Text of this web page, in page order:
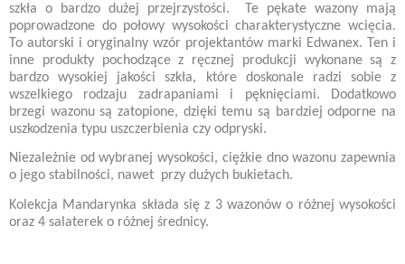
szkła o bardzo dużej przejrzystości.
Te pękate wazony mają
poprowadzone do połowy wysokości charakterystyczne wcięcia.
To autorski i oryginalny wzór projektantów marki Edwanex. Ten i
inne produkty pochodzące z ręcznej produkcji wykonane są z
bardzo wysokiej jakości szkła, które doskonale radzi sobie z
wszelkiego rodzaju zadrapaniami i pęknięciami. Dodatkowo
brzegi wazonu są zatopione, dzięki temu są bardziej odporne na
uszkodzenia typu uszczerbienia czy odpryski.
Niezależnie od wybranej wysokości, ciężkie dno wazonu zapewnia
o jego stabilności, nawet przy dużych bukietach.
Kolekcja Mandarynka składa się z 3 wazonów o różnej wysokości
oraz 4 salaterek o różnej średnicy.